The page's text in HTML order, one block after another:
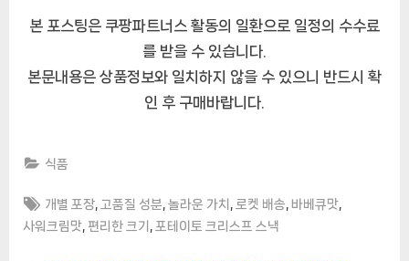
본 포스팅은 쿠팡파트너스 활동의 일환으로 일정의 수수료
를 받을 수 있습니다.
본문내용은 상품정보와 일치하지 않을 수 있으니 반드시 확
인 후 구매바랍니다.
식품
Tags:
개별 포장 고품질 성분 ,놀라운 가치 로켓 배송 ,바베큐맛
사워크림맛 편리한 크기 포테이토 크리스프 스낵